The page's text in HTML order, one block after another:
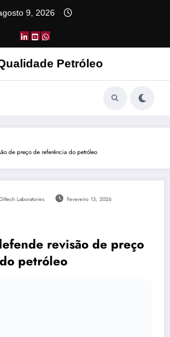
9, 2026
Petróleo
de preço de referência do petróleo
Laboratories Fevereiro 13, 2026
revisão de preço
petróleo